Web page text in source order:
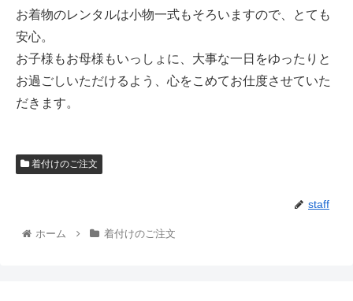
お着物のレンタルは小物一式もそろいますので、とても
安心。
お子様もお母様もいっしょに、大事な一日をゆったりと
お過ごしいただけるよう、心をこめてお仕度させていた
だきます。
着付けのご注文
staff
ホーム 着付けのご注文